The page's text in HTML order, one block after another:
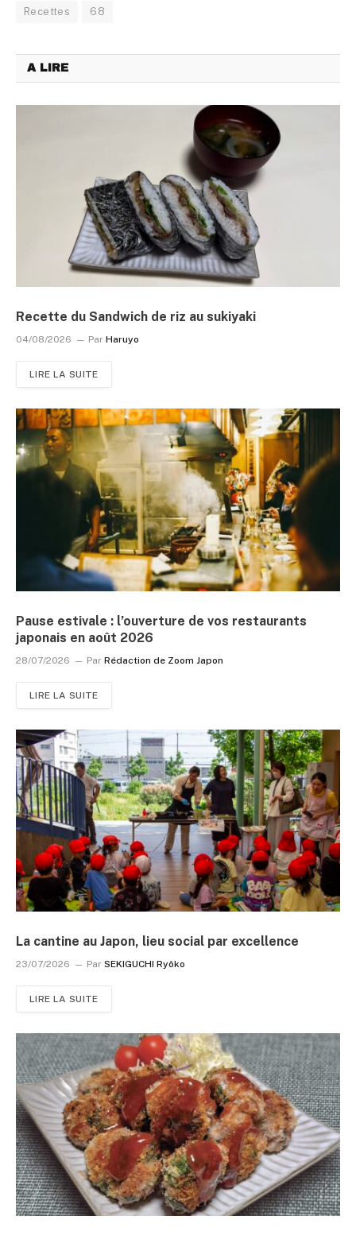
Recettes 68
A LIRE
Recette du Sandwich de riz au sukiyaki
04/08/2026 Par Haruyo
LIRE LA SUITE
Pause estivale : l’ouverture de vos restaurants
japonais en août 2026
28/07/2026 Par Rédaction de Zoom Japon
LIRE LA SUITE
La cantine au Japon, lieu social par excellence
23/07/2026 Par SEKIGUCHI Ryôko
LIRE LA SUITE